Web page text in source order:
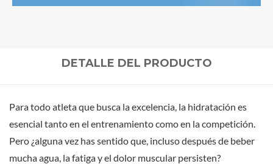
DETALLE DEL PRODUCTO
Para todo atleta que busca la excelencia, la hidratación es
esencial tanto en el entrenamiento como en la competición.
Pero ¿alguna vez has sentido que, incluso después de beber
mucha agua, la fatiga y el dolor muscular persisten?